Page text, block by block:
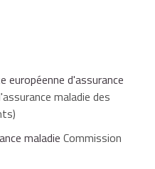
ou des tarifs du
européenne d'assurance
maladie des
maladie Commission